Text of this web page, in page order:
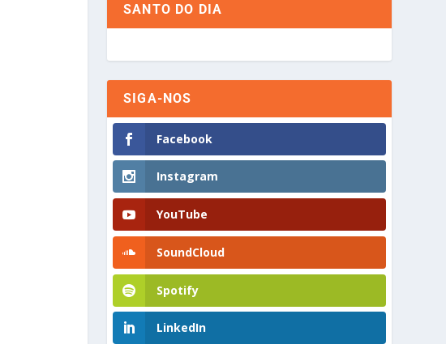
SANTO DO DIA
SIGA-NOS
Facebook
Instagram
YouTube
SoundCloud
Spotify
LinkedIn